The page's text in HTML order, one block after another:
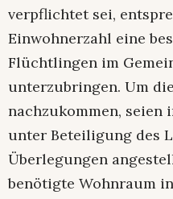
verpflichtet sei,
Einwohnerzahl eine
Flüchtlingen im
unterzubringen. Um
nachzukommen, seien
unter Beteiligung des
Überlegungen
benötigte Wohnraum